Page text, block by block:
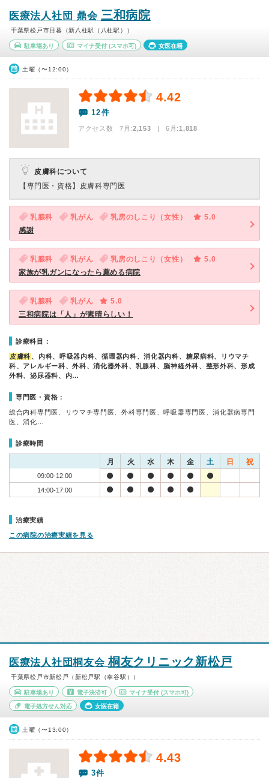
医療法人社団 鼎会 三和病院
千葉県松戸市日暮（新八柱駅（八柱駅））
駐車場あり マイナ受付(スマホ可) 女医在籍
土曜（〜12:00）
4.42
12件
アクセス数 7月:2,153 | 6月:1,818
皮膚科について
【専門医・資格】 皮膚科専門医
乳腺科 乳がん 乳房のしこり（女性）
5.0
感謝
乳腺科 乳がん 乳房のしこり（女性）
5.0
家族が乳ガンになったら薦める病院
乳腺科 乳がん
5.0
三和病院は「人」が素晴らしい！
診療科目：
皮膚科 、内科、呼吸器内科、循環器内科、消化器内科、糖尿病科、リウマチ
科、アレルギー科、外科、消化器外科、乳腺科、脳神経外科、整形外科、形成
外科、泌尿器科、内…
専門医・資格：
総合内科専門医、リウマチ専門医、外科専門医、呼吸器専門医、消化器病専門
医、消化…
診療時間
月 火 水 木 金 土 日 祝
09:00-12:00
14:00-17:00
治療実績
この病院の治療実績を見る
医療法人社団桐友会桐友クリニック新松戸
千葉県松戸市新松戸（新松戸駅（幸谷駅））
駐車場あり 電子決済可 マイナ受付 (スマホ可)
電子処方せん対応 女医在籍
土曜（〜13:00）
4.43
3件